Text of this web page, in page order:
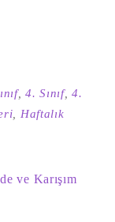
ARA
,4. Sınıf,4.
Haftalık
ve Karışım